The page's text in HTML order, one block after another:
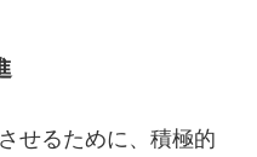
せるために、積極的